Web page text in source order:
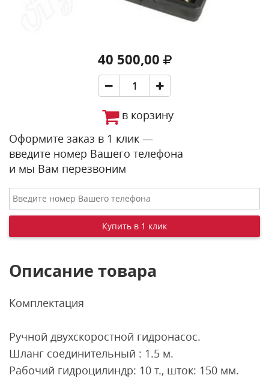
40 500,00
в корзину
Оформите заказ в 1 клик —
введите номер Вашего телефона
и мы Вам перезвоним
Описание товара
Комплектация
Ручной двухскоростной гидронасос.
Шланг соединительный : 1.5 м.
Рабочий гидроцилиндр: 10 т., шток: 150 мм.